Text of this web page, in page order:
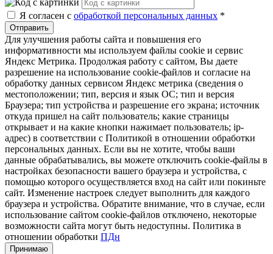
Я согласен с обработкой персональных данных *
Отправить
Для улучшения работы сайта и повышения его
информативности мы используем файлы cookie и сервис
Яндекс Метрика. Продолжая работу с сайтом, Вы даете
разрешение на использование cookie-файлов и согласие на
обработку данных сервисом Яндекс метрика (сведения о
местоположении; тип, версия и язык ОС; тип и версия
Браузера; тип устройства и разрешение его экрана; источник
откуда пришел на сайт пользователь; какие страницы
открывает и на какие кнопки нажимает пользователь; ip-
адрес) в соответствии с Политикой в отношении обработки
персональных данных. Если вы не хотите, чтобы ваши
данные обрабатывались, вы можете отключить cookie-файлы в
настройках безопасности вашего браузера и устройства, с
помощью которого осуществляется вход на сайт или покиньте
сайт. Изменение настроек следует выполнить для каждого
браузера и устройства. Обратите внимание, что в случае, если
использование сайтом cookie-файлов отключено, некоторые
возможности сайта могут быть недоступны. Политика в
отношении обработки ПДн
Принимаю